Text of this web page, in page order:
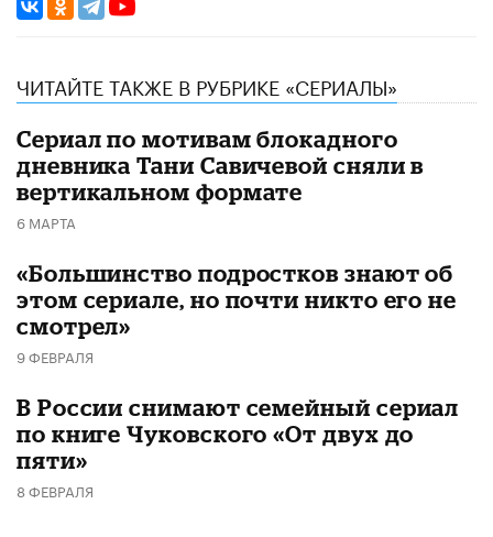
ЧИТАЙТЕ ТАКЖЕ В РУБРИКЕ «СЕРИАЛЫ»
Сериал по мотивам блокадного
дневника Тани Савичевой сняли в
вертикальном формате
6 МАРТА
«Большинство подростков знают об
этом сериале, но почти никто его не
смотрел»
9 ФЕВРАЛЯ
В России снимают семейный сериал
по книге Чуковского «От двух до
пяти»
8 ФЕВРАЛЯ